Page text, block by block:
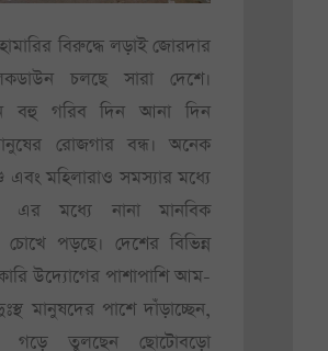
বিরুদ্ধে লড়াই জোরদার
চলছে সারা দেশে।
বহু গরিব দিন আনা দিন
রোজগার বন্ধ। অনেক
এবং মহিলারাও সমস্যার মধ্যে
এর মধ্যে নানা মানবিক
পড়ছে। দেশের বিভিন্ন
উদ্যোগের পাশাপাশি আম-
মানুষদের পাশে দাঁড়াচ্ছেন,
গড়ে তুলছেন ছোটোবড়ো